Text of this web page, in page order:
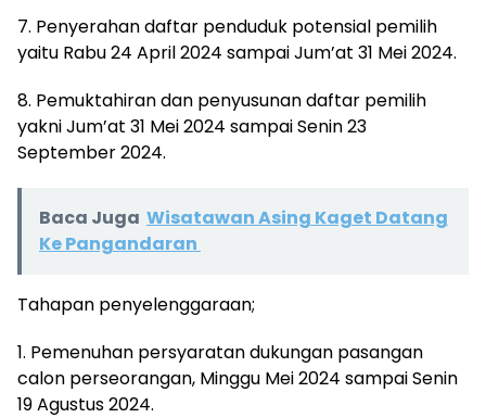
7. Penyerahan daftar penduduk potensial pemilih
yaitu Rabu 24 April 2024 sampai Jum’at 31 Mei 2024.
8. Pemuktahiran dan penyusunan daftar pemilih
yakni Jum’at 31 Mei 2024 sampai Senin 23
September 2024.
Baca Juga Wisatawan Asing Kaget Datang
Ke Pangandaran
Tahapan penyelenggaraan;
1. Pemenuhan persyaratan dukungan pasangan
calon perseorangan, Minggu Mei 2024 sampai Senin
19 Agustus 2024.